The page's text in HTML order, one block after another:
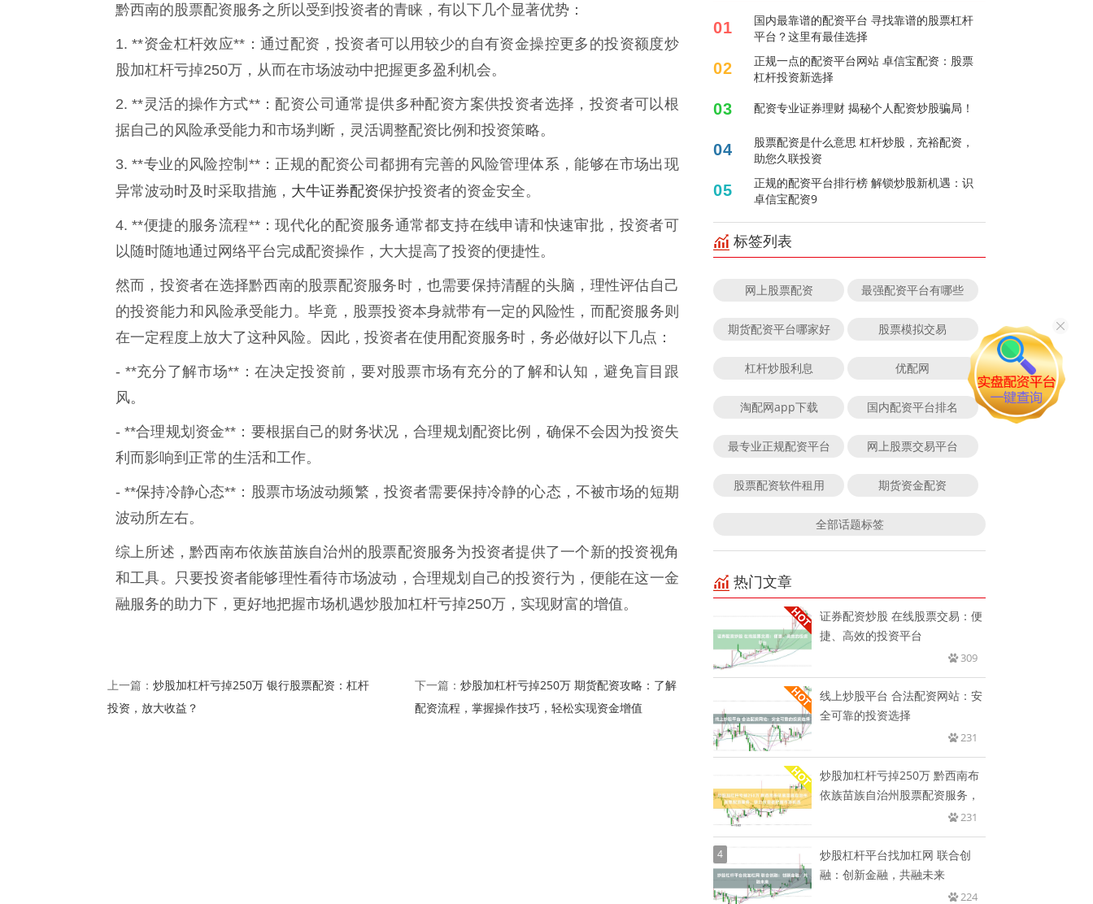
黔西南的股票配资服务之所以受到投资者的青睐，有以下几个显著优势：
1. **资金杠杆效应**：通过配资，投资者可以用较少的自有资金操控更多的投资额度炒
股加杠杆亏掉250万，从而在市场波动中把握更多盈利机会。
2. **灵活的操作方式**：配资公司通常提供多种配资方案供投资者选择，投资者可以根
据自己的风险承受能力和市场判断，灵活调整配资比例和投资策略。
3. **专业的风险控制**：正规的配资公司都拥有完善的风险管理体系，能够在市场出现
异常波动时及时采取措施， 大牛证券配资保护投资者的资金安全。
4. **便捷的服务流程**：现代化的配资服务通常都支持在线申请和快速审批，投资者可
以随时随地通过网络平台完成配资操作，大大提高了投资的便捷性。
然而，投资者在选择黔西南的股票配资服务时，也需要保持清醒的头脑，理性评估自己
的投资能力和风险承受能力。毕竟，股票投资本身就带有一定的风险性，而配资服务则
在一定程度上放大了这种风险。因此，投资者在使用配资服务时，务必做好以下几点：
- **充分了解市场**：在决定投资前，要对股票市场有充分的了解和认知，避免盲目跟
风。
- **合理规划资金**：要根据自己的财务状况，合理规划配资比例，确保不会因为投资失
利而影响到正常的生活和工作。
- **保持冷静心态**：股票市场波动频繁，投资者需要保持冷静的心态，不被市场的短期
波动所左右。
综上所述，黔西南布依族苗族自治州的股票配资服务为投资者提供了一个新的投资视角
和工具。只要投资者能够理性看待市场波动，合理规划自己的投资行为，便能在这一金
融服务的助力下，更好地把握市场机遇炒股加杠杆亏掉250万，实现财富的增值。
上一篇： 炒股加杠杆亏掉250万 银行股票配资：杠杆
投资，放大收益？
下一篇： 炒股加杠杆亏掉250万 期货配资攻略：了解
配资流程，掌握操作技巧，轻松实现资金增值
01
国内最靠谱的配资平台 寻找靠谱的股票杠杆
平台？这里有最佳选择
02
正规一点的配资平台网站 卓信宝配资：股票
杠杆投资新选择
03 配资专业证券理财 揭秘个人配资炒股骗局！
04
股票配资是什么意思 杠杆炒股，充裕配资，
助您久联投资
05
正规的配资平台排行榜 解锁炒股新机遇：识
卓信宝配资9
标签列表
网上股票配资 最强配资平台有哪些
期货配资平台哪家好 股票模拟交易
杠杆炒股利息 优配网
淘配网app下载 国内配资平台排名
最专业正规配资平台 网上股票交易平台
股票配资软件租用 期货资金配资
全部话题标签
热门文章
证券配资炒股 在线股票交易：便
捷、高效的投资平台
309
线上炒股平台 合法配资网站：安
全可靠的投资选择
231
炒股加杠杆亏掉250万 黔西南布
依族苗族自治州股票配资服务，
231
4
炒股杠杆平台找加杠网 联合创
融：创新金融，共融未来
224